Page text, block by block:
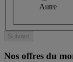
Autre
Suivant
Nos offres du